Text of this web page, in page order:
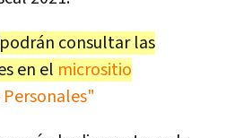
podrán consultar las
en el micrositio
Personales"